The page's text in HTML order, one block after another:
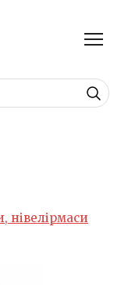
нівелірмаси